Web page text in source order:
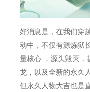
好消息是，在我们穿
动中，不仅有源炼狱
量核心 ，源头毁灭，
龙，以及全新的永久
但永久人物大吉也是